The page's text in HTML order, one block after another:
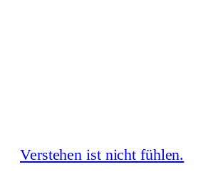
Verstehen ist nicht fühlen.